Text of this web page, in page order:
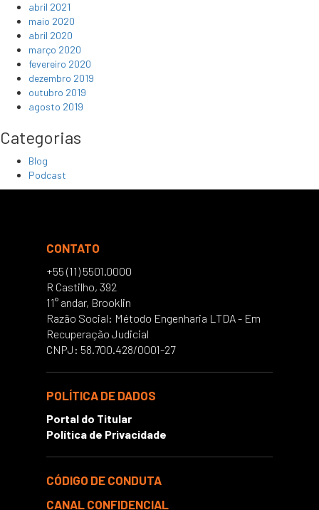
abril 2021
maio 2020
abril 2020
março 2020
fevereiro 2020
dezembro 2019
outubro 2019
agosto 2019
Categorias
Blog
Podcast
CONTATO
+55 (11) 5501.0000
R Castilho, 392
11° andar, Brooklin
Razão Social: Método Engenharia LTDA - Em
Recuperação Judicial
CNPJ: 58.700.428/0001-27
POLÍTICA DE DADOS
Portal do Titular
Política de Privacidade
CÓDIGO DE CONDUTA
CANAL CONFIDENCIAL